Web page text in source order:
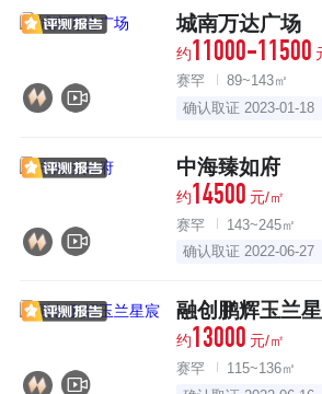
城南万达广场
约11000-11500
赛罕
89~143㎡
确认取证 2023-01-18
中海臻如府
约14500 元/㎡
赛罕
143~245㎡
确认取证 2022-06-27
融创鹏辉玉兰
约13000 元/㎡
赛罕
115~136㎡